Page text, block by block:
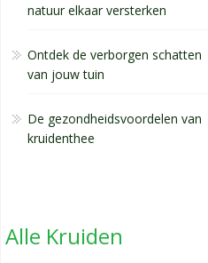
natuur elkaar versterken
Ontdek de verborgen schatten
van jouw tuin
De gezondheidsvoordelen van
kruidenthee
Alle Kruiden